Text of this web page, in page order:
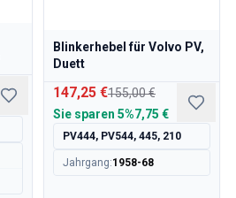
Blinkerhebel für Volvo PV,
Duett
147,25 €155,00 €
Sie sparen 5%7,75 €
PV444, PV544, 445, 210
Jahrgang:1958-68